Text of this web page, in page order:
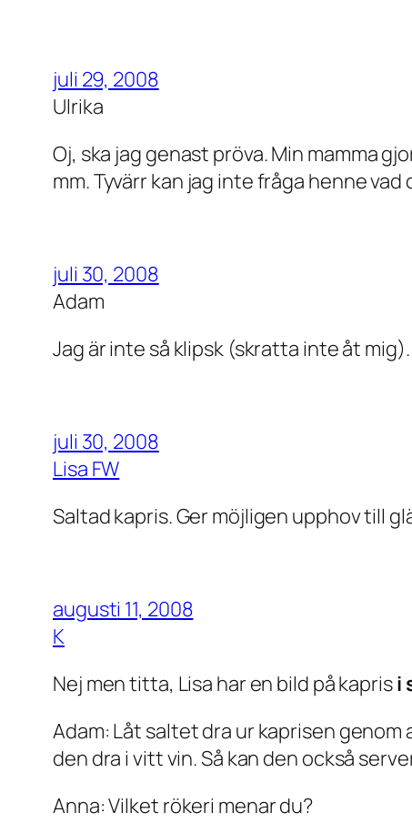
juli 29, 2008
Ulrika
Oj, ska jag genast pröva. Min mamma
mm. Tyvärr kan jag inte fråga henne
juli 30, 2008
Adam
Jag är inte så klipsk (skratta inte åt
juli 30, 2008
Lisa FW
Saltad kapris. Ger möjligen upphov till
augusti 11, 2008
K
Nej men titta, Lisa har en bild på kaprisi
Adam: Låt saltet dra ur kaprisen
den dra i vitt vin. Så kan den också
Anna: Vilket rökeri menar du?